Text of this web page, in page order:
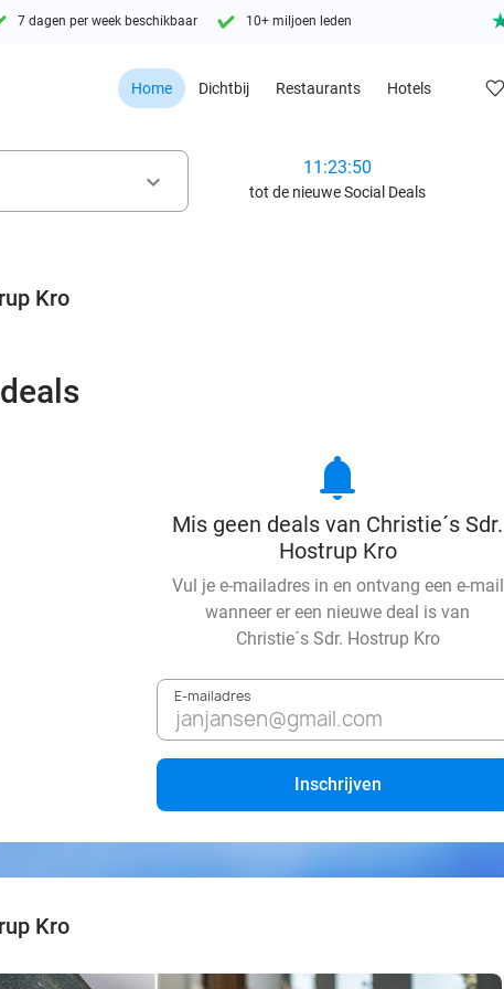
7 dagen per week beschikbaar 10+ miljoen leden
Home Dichtbij Restaurants Hotels
keyboard_arrow_down
11:23:49
tot de nieuwe Social Deals
Kro
notifications
Mis geen deals van Christie´s Sdr.
Hostrup Kro
Vul je e-mailadres in en ontvang een e-mail
wanneer er een nieuwe deal is van
Christie´s Sdr. Hostrup Kro
E-mailadres
Inschrijven
Kro